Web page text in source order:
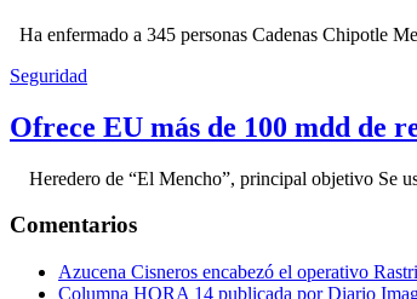
Ha enfermado a 345 personas Cadenas Chipotle
Seguridad
Ofrece EU más de 100 mdd de
Heredero de “El Mencho”, principal objetivo Se
Comentarios
Azucena Cisneros encabezó el operativo
Columna HORA 14 publicada por Diario